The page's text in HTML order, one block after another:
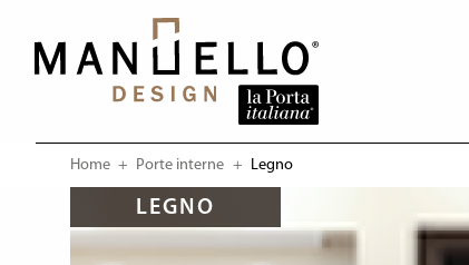
Home Porte interne Current:
Legno
LEGNO